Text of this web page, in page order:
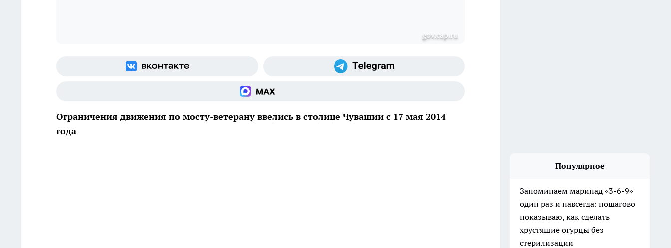
gov.cap.ru
Ограничения движения по мосту-ветерану ввелись в столице Чувашии с 17 мая 2014
года
Популярное
Запоминаем маринад «3-6-9»
один раз и навсегда: пошагово
показываю, как сделать
хрустящие огурцы без
стерилизации